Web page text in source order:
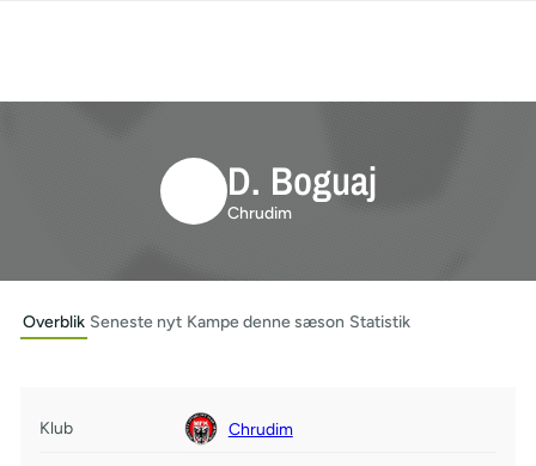
D. Boguaj
Chrudim
Overblik Seneste nyt Kampe denne sæson Statistik
Klub Chrudim